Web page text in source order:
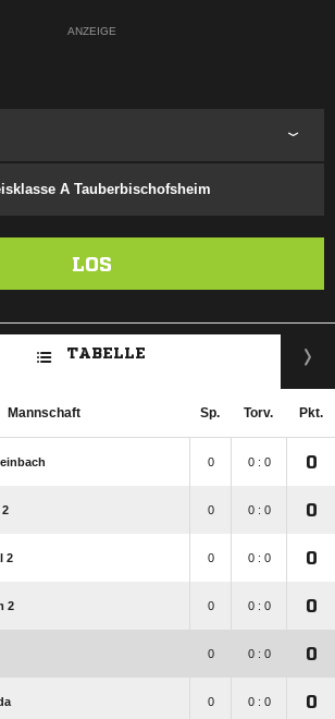
ANZEIGE
A Tauberbischofsheim
LOS
TABELLE
Mannschaft Sp. Torv. Pkt.
0 0 : 0 0
2 0 0 : 0 0
2 0 0 : 0 0
2 0 0 : 0 0
0 0 : 0 0
0 0 : 0 0